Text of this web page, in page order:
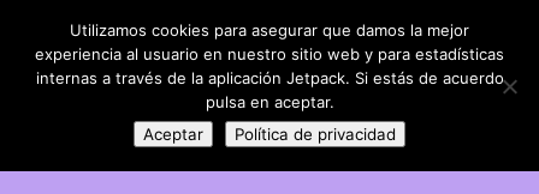
DIY con lana LinkedIn
Instagram
Facebook
Acceder
Utilizamos cookies para asegurar que damos la mejor
experiencia al usuario en nuestro sitio web y para estadísticas
internas a través de la aplicación Jetpack. Si estás de acuerdo
pulsa en aceptar.
Aceptar
Política de privacidad